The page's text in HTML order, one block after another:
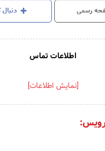
رسمی دنبال
اطلاعات تماس
[نمایش اطلاعات]